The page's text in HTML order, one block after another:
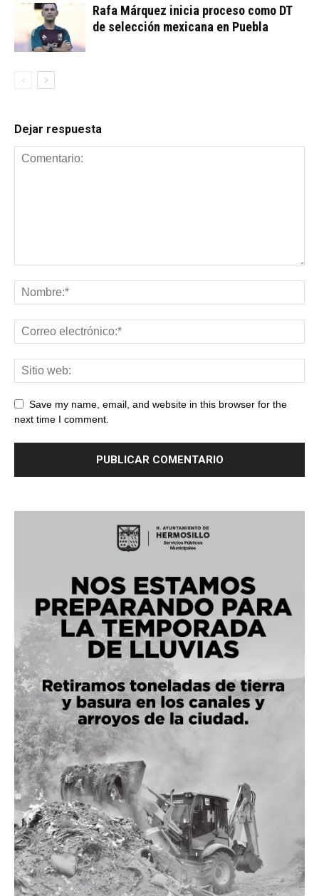
Rafa Márquez inicia proceso como DT
de selección mexicana en Puebla
Dejar respuesta
Save my name, email, and website in this browser for the
next time I comment.